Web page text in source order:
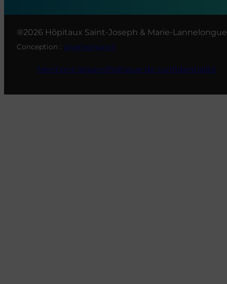
®2026 Hôpitaux Saint-Joseph & Marie-Lannelongue
Conception : givememore.fr
Mentions légalesPolitique de confidentialité